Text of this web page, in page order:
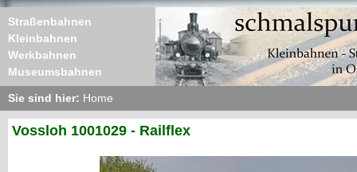
Straßenbahnen
Kleinbahnen
Werkbahnen
Museumsbahnen
Sie sind hier: Home
Vossloh 1001029 - Railflex